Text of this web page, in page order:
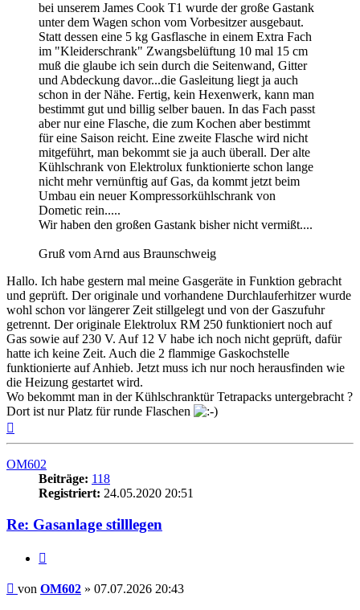
bei unserem James Cook T1 wurde der große Gastank
unter dem Wagen schon vom Vorbesitzer ausgebaut.
Statt dessen eine 5 kg Gasflasche in einem Extra Fach
im "Kleiderschrank" Zwangsbelüftung 10 mal 15 cm
muß die glaube ich sein durch die Seitenwand, Gitter
und Abdeckung davor...die Gasleitung liegt ja auch
schon in der Nähe. Fertig, kein Hexenwerk, kann man
bestimmt gut und billig selber bauen. In das Fach passt
aber nur eine Flasche, die zum Kochen aber bestimmt
für eine Saison reicht. Eine zweite Flasche wird nicht
mitgeführt, man bekommt sie ja auch überall. Der alte
Kühlschrank von Elektrolux funktionierte schon lange
nicht mehr vernünftig auf Gas, da kommt jetzt beim
Umbau ein neuer Kompressorkühlschrank von
Dometic rein.....
Wir haben den großen Gastank bisher nicht vermißt....
Gruß vom Arnd aus Braunschweig
Hallo. Ich habe gestern mal meine Gasgeräte in Funktion gebracht
und geprüft. Der originale und vorhandene Durchlauferhitzer wurde
wohl schon vor längerer Zeit stillgelegt und von der Gaszufuhr
getrennt. Der originale Elektrolux RM 250 funktioniert noch auf
Gas sowie auf 230 V. Auf 12 V habe ich noch nicht geprüft, dafür
hatte ich keine Zeit. Auch die 2 flammige Gaskochstelle
funktionierte auf Anhieb. Jetzt muss ich nur noch herausfinden wie
die Heizung gestartet wird.
Wo bekommt man in der Kühlschranktür Tetrapacks untergebracht ?
Dort ist nur Platz für runde Flaschen
OM602
Beiträge: 118
Registriert: 24.05.2020 20:51
Re: Gasanlage stilllegen
Beitrag
von OM602 » 07.07.2026 20:43